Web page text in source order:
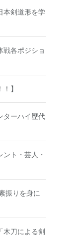
本剣道形を学
戦各ポジショ
】
ターハイ歴代
ント・芸人・
振りを身に
木刀による剣